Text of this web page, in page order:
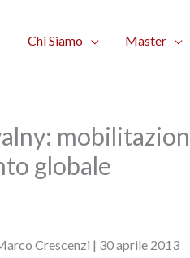
Chi Siamo Master
globale
Crescenzi | 30 aprile 2013